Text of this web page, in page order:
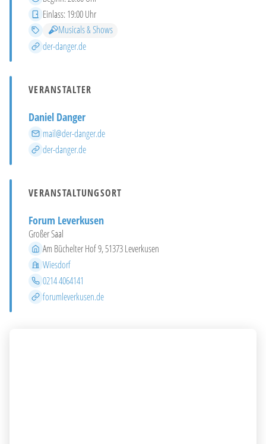
Einlass
Einlass:19:00 Uhr
Kategorien
Musicals & Shows
Mehr Infos
der-danger.de
VERANSTALTER
Daniel Danger
E-Mail
mail@der-danger.de
Website
der-danger.de
VERANSTALTUNGSORT
Forum Leverkusen
Großer Saal
Adresse
Am Büchelter Hof 9, 51373 Leverkusen
Stadtteil
Wiesdorf
Telefon
0214 4064141
Website
forumleverkusen.de